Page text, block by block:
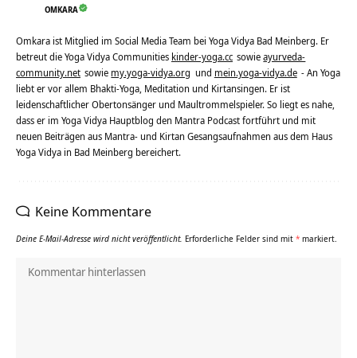
OMKARA
Omkara ist Mitglied im Social Media Team bei Yoga Vidya Bad Meinberg. Er
betreut die Yoga Vidya Communities kinder-yoga.cc sowieayurveda-
community.net sowie my.yoga-vidya.org und mein.yoga-vidya.de - An Yoga
liebt er vor allem Bhakti-Yoga, Meditation und Kirtansingen. Er ist
leidenschaftlicher Obertonsänger und Maultrommelspieler. So liegt es nahe,
dass er im Yoga Vidya Hauptblog den Mantra Podcast fortführt und mit
neuen Beiträgen aus Mantra- und Kirtan Gesangsaufnahmen aus dem Haus
Yoga Vidya in Bad Meinberg bereichert.
Keine Kommentare
Deine E-Mail-Adresse wird nicht veröffentlicht. Erforderliche Felder sind mit * markiert.